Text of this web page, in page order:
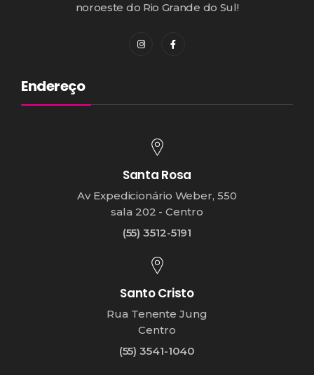
noroeste do Rio Grande do Sul!
Endereço
Santa Rosa
Av Expedicionário Weber, 550
sala 202 - Centro
(55) 3512-5191
Santo Cristo
Rua Tenente Jung
Centro
(55) 3541-1040